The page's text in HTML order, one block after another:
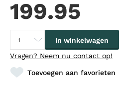
199.95
In winkelwagen
Vragen? Neem nu contact op!
Toevoegen aan favorieten